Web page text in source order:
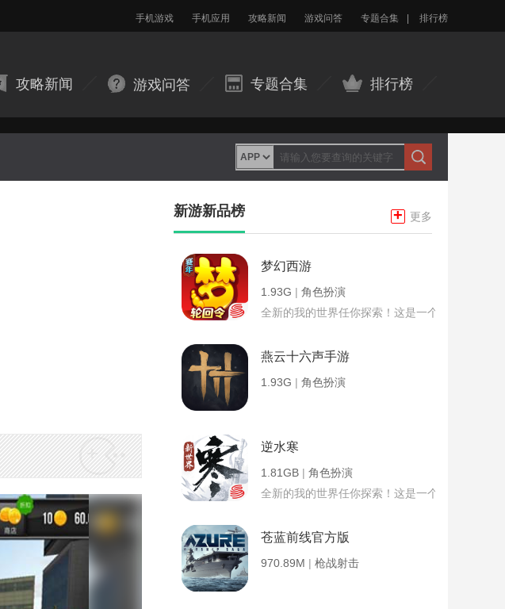
手机游戏 手机应用 攻略新闻 游戏问答 专题合集 排行榜
攻略新闻 游戏问答 专题合集 排行榜
新游新品榜 + 更多
梦幻西游
1.93G | 角色扮演
全新的我的世界任你探索！这是一个小提示字段。
燕云十六声手游
1.93G | 角色扮演
逆水寒
1.81GB | 角色扮演
全新的我的世界任你探索！这是一个小提示字段。
苍蓝前线官方版
970.89M | 枪战射击